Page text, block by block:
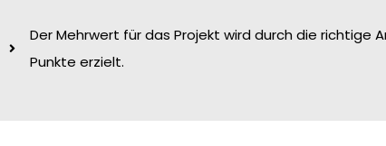
Der Mehrwert für das Projekt wird durch die richtige
Punkte erzielt.